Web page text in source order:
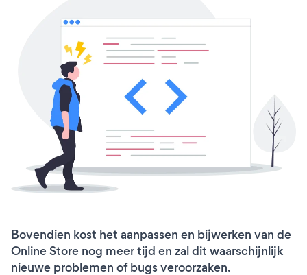
Bovendien kost het aanpassen en bijwerken van de
Online Store nog meer tijd en zal dit waarschijnlijk
nieuwe problemen of bugs veroorzaken.